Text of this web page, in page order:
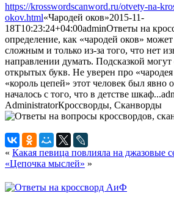
https://krosswordscanword.ru/otvety-na-
okov.html«Чародей оков»2015-11-
18T10:23:24+04:00adminОтветы на
определение, как «чародей оков» может
сложным и только из-за того, что нет
направлении думать. Подсказкой могут
открытых букв. Не уверен про
«король цепей» этот человек был явно
началось с того, что в детстве шкаф...
AdministratorКроссворды, Сканворды
« Какая певица повлияла на джазовые
«Цепочка мыслей» »